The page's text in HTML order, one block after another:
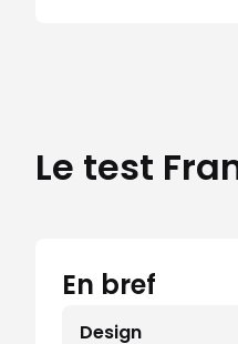
Le test
En bref
Design